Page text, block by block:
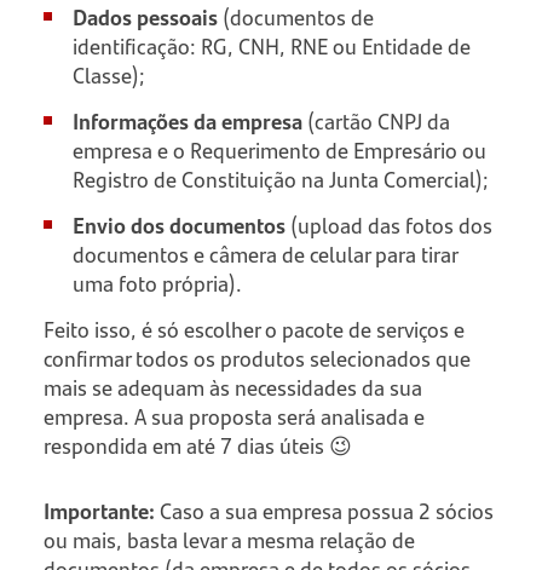
Dados pessoais(documentos de
identificação: RG, CNH, RNE ou Entidade de
Classe);
Informações da empresa(cartão CNPJ da
empresa e o Requerimento de Empresário ou
Registro de Constituição na Junta Comercial);
Envio dos documentos(upload das fotos dos
documentos e câmera de celular para tirar
uma foto própria).
Feito isso, é só escolher o pacote de serviços e
confirmar todos os produtos selecionados que
mais se adequam às necessidades da sua
empresa. A sua proposta será analisada e
respondida em até 7 dias úteis 😉
Importante:Caso a sua empresa possua 2 sócios
ou mais, basta levar a mesma relação de